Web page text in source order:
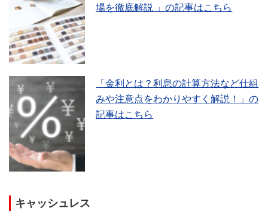
場を徹底解説 」の記事はこちら
「金利とは？利息の計算方法など仕組
みや注意点をわかりやすく解説！」の
記事はこちら
キャッシュレス